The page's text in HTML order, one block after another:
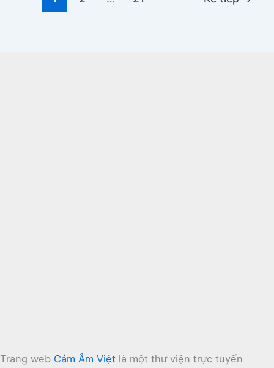
Trang web Cảm Âm Việt là một thư viện trực tuyến